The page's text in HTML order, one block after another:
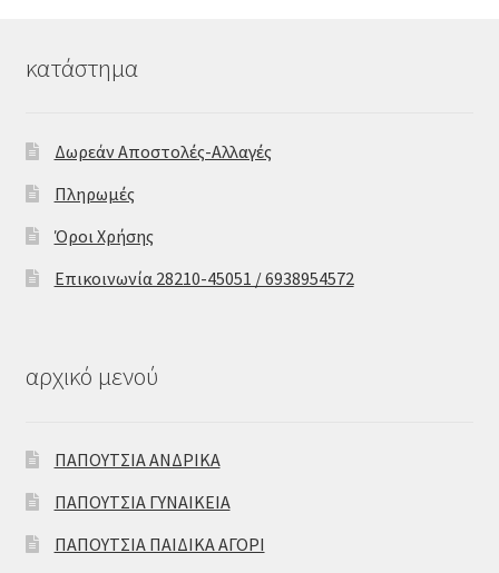
κατάστημα
Δωρεάν Αποστολές-Αλλαγές
Πληρωμές
Όροι Χρήσης
Επικοινωνία 28210-45051 / 6938954572
αρχικό μενού
ΠΑΠΟΥΤΣΙΑ ΑΝΔΡΙΚΑ
ΠΑΠΟΥΤΣΙΑ ΓΥΝΑΙΚΕΙΑ
ΠΑΠΟΥΤΣΙΑ ΠΑΙΔΙΚΑ ΑΓΟΡΙ